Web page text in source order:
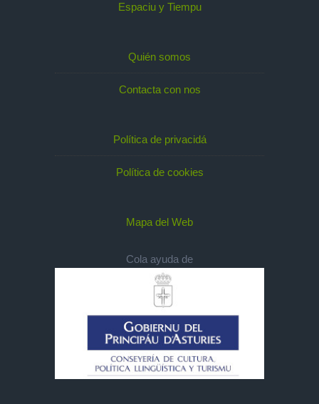
Espaciu y Tiempu
Quién somos
Contacta con nos
Política de privacidá
Política de cookies
Mapa del Web
Cola ayuda de